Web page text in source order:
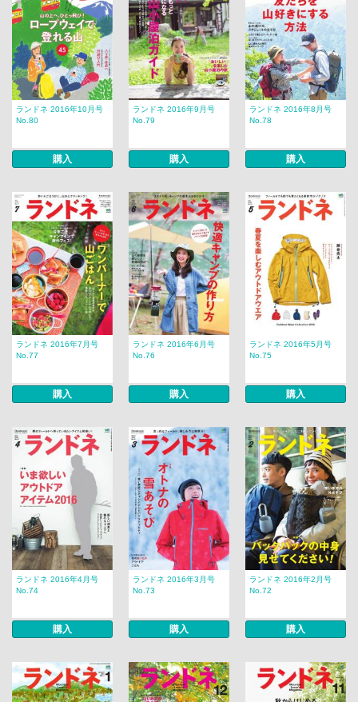
ランドネ 2016年10月号
No.80
購入
ランドネ 2016年9月号
No.79
購入
ランドネ 2016年8月号
No.78
購入
ランドネ 2016年7月号
No.77
購入
ランドネ 2016年6月号
No.76
購入
ランドネ 2016年5月号
No.75
購入
ランドネ 2016年4月号
No.74
購入
ランドネ 2016年3月号
No.73
購入
ランドネ 2016年2月号
No.72
購入